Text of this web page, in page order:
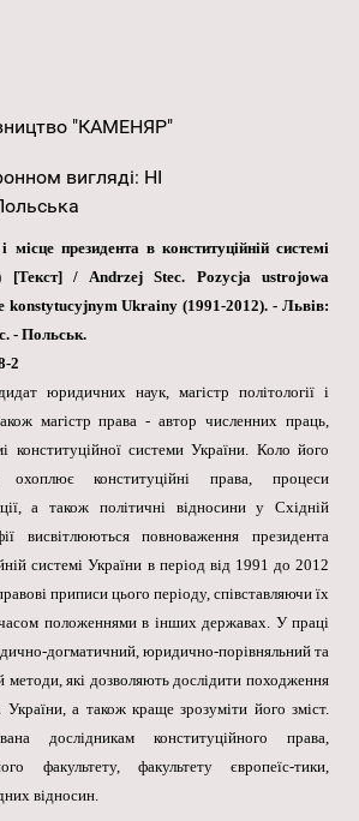
"КАМЕНЯР"
вигляді: НІ
президента в конституційній системі
[Текст] / Andrzej Stec. Pozycja ustrojowa
konstytucyjnym Ukrainy (1991-2012). - Львів:
- Польськ.
2
юридичних наук, магістр політології і
магістр права - автор численних праць,
конституційної системи України. Коло його
охоплює конституційні права, процеси
а також політичні відносини у Східній
висвітлюються повноваження президента
системі України в період від 1991 до 2012
приписи цього періоду, співставляючи їх
положеннями в інших державах. У праці
догматичний, юридично-порівняльний та
які дозволяють дослідити походження
України, а також краще зрозуміти його зміст.
дослідникам конституційного права,
факультету, факультету європеїс-тики,
відносин.